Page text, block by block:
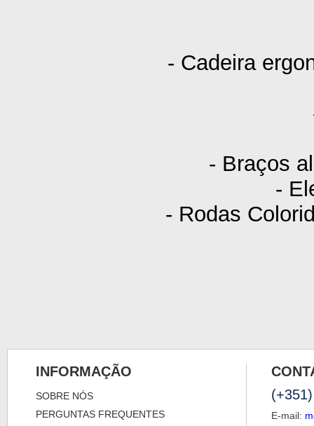
- Cadeira
- Braços
-
- Rodas
INFORMAÇÃO
SOBRE NÓS
PERGUNTAS FREQUENTES
E-mail: